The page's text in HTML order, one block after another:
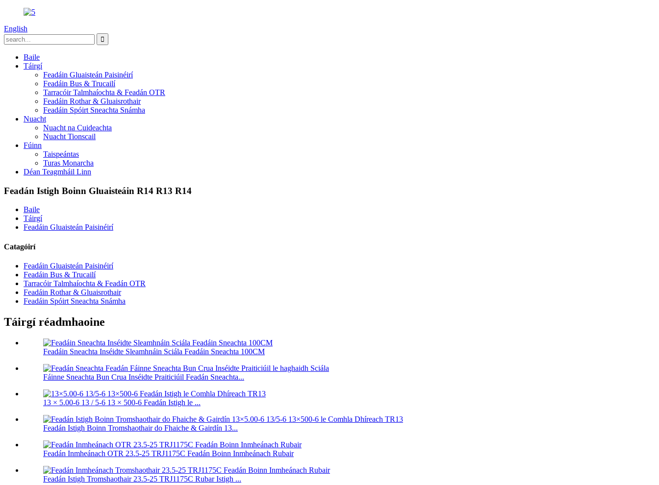
English
Baile
Táirgí
Feadáin Gluaisteán Paisinéirí
Feadáin Bus & Trucailí
Tarracóir Talmhaíochta & Feadán OTR
Feadáin Rothar & Gluaisrothair
Feadáin Spóirt Sneachta Snámha
Nuacht
Nuacht na Cuideachta
Nuacht Tionscail
Fúinn
Taispeántas
Turas Monarcha
Déan Teagmháil Linn
Feadán Istigh Boinn Gluaisteáin R14 R13 R14
Baile
Táirgí
Feadáin Gluaisteán Paisinéirí
Catagóirí
Feadáin Gluaisteán Paisinéirí
Feadáin Bus & Trucailí
Tarracóir Talmhaíochta & Feadán OTR
Feadáin Rothar & Gluaisrothair
Feadáin Spóirt Sneachta Snámha
Táirgí réadmhaoine
Feadáin Sneachta Inséidte Sleamhnáin Sciála Feadáin Sneachta 100CM
Fáinne Sneachta Bun Crua Inséidte Praiticiúil Feadán Sneachta...
13 × 5.00-6 13 / 5-6 13 × 500-6 Feadán Istigh le ...
Feadán Istigh Boinn Tromshaothair do Fhaiche & Gairdín 13...
Feadán Inmheánach OTR 23.5-25 TRJ1175C Feadán Boinn Inmheánach Rubair
Feadán Istigh Tromshaothair 23.5-25 TRJ1175C Rubar Istigh ...